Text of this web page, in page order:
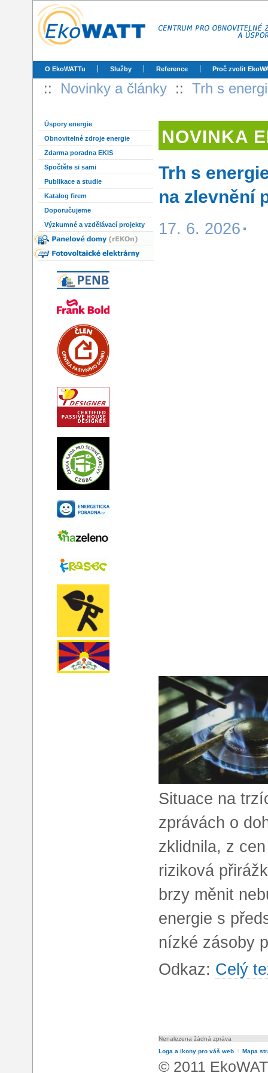
O EkoWATTu Služby Reference Proč zvolit
:: Novinky a články :: Trh s
Úspory energie
Obnovitelné zdroje energie
Zdarma poradna EKIS
Spočtěte si sami
Publikace a studie
Katalog firem
Doporučujeme
Výzkumné a vzdělávací projekty
NOVINKA
Trh s
na zlevnění
17. 6. 2026
Situace na
zprávách o
zklidnila, z
riziková
brzy měnit
energie s
nízké zásoby
Odkaz: Celý
Nenalezena žádná zpráva
Loga a ikony pro váš web l Mapa
© 2011